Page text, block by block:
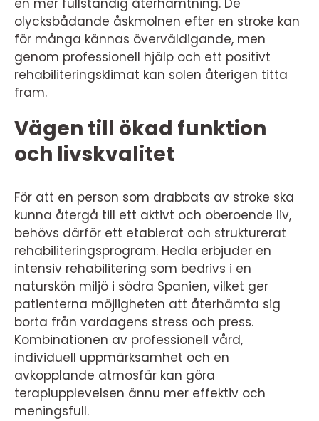
en mer fullständig återhämtning. De
olycksbådande åskmolnen efter en stroke kan
för många kännas överväldigande, men
genom professionell hjälp och ett positivt
rehabiliteringsklimat kan solen återigen titta
fram.
Vägen till ökad funktion
och livskvalitet
För att en person som drabbats av stroke ska
kunna återgå till ett aktivt och oberoende liv,
behövs därför ett etablerat och strukturerat
rehabiliteringsprogram. Hedla erbjuder en
intensiv rehabilitering som bedrivs i en
naturskön miljö i södra Spanien, vilket ger
patienterna möjligheten att återhämta sig
borta från vardagens stress och press.
Kombinationen av professionell vård,
individuell uppmärksamhet och en
avkopplande atmosfär kan göra
terapiupplevelsen ännu mer effektiv och
meningsfull.